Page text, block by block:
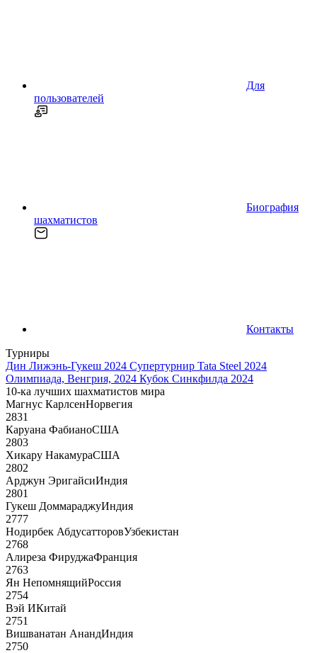
Для
пользователей
Биография
шахматистов
Контакты
Турниры
Дин Лижэнь-Гукеш 2024 Супертурнир Tata Steel 2024
Олимпиада, Венгрия, 2024 Кубок Синкфилда 2024
10-ка лучших шахматистов мира
Магнус КарлсенНорвегия
2831
Каруана ФабианоСША
2803
Хикару НакамураСША
2802
Арджун ЭригайсиИндия
2801
Гукеш ДоммараджуИндия
2777
Нодирбек АбдусатторовУзбекистан
2768
Алиреза ФируджаФранция
2763
Ян НепомнящийРоссия
2754
Вэй ИКитай
2751
Вишванатан АнандИндия
2750